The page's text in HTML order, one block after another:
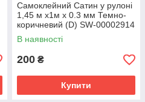
Самоклейний Сатин у рулоні
1,45 м х1м х 0.3 мм Темно-
коричневий (D) SW-00002914
В наявності
200 ₴
Купити